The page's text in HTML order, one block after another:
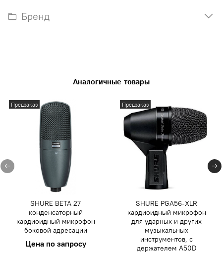
Бренд
Аналогичные товары
Предзаказ
SHURE BETA 27
конденсаторный
кардиоидный микрофон
боковой адресации
Цена по запросу
Предзаказ
SHURE PGA56-XLR
кардиоидный микрофон
для ударных и других
музыкальных
инструментов, c
держателем A50D